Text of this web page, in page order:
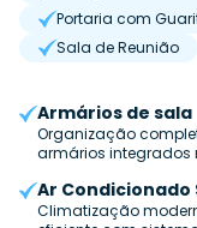
Portaria com
Sala de Reunião
Armários de sala
Organização
armários integrados
Ar Condicionado
Climatização